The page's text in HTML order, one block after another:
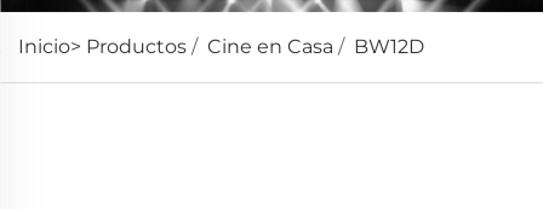
Inicio> Productos / Cine en Casa / BW12D